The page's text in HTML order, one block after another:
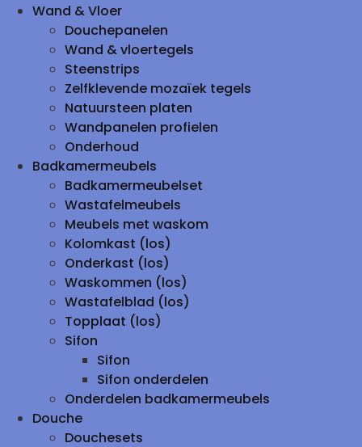
Wand & Vloer
Douchepanelen
Wand & vloertegels
Steenstrips
Zelfklevende mozaïek tegels
Natuursteen platen
Wandpanelen profielen
Onderhoud
Badkamermeubels
Badkamermeubelset
Wastafelmeubels
Meubels met waskom
Kolomkast (los)
Onderkast (los)
Waskommen (los)
Wastafelblad (los)
Topplaat (los)
Sifon
Sifon
Sifon onderdelen
Onderdelen badkamermeubels
Douche
Douchesets